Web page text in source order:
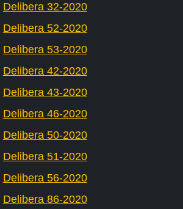
Delibera 32-2020
Delibera 52-2020
Delibera 53-2020
Delibera 42-2020
Delibera 43-2020
Delibera 46-2020
Delibera 50-2020
Delibera 51-2020
Delibera 56-2020
Delibera 86-2020